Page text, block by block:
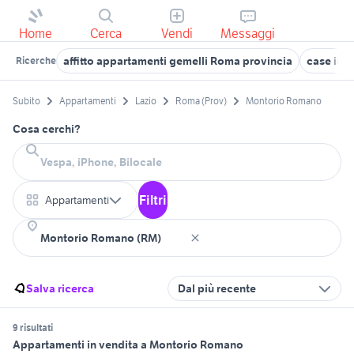
Home Cerca Vendi Messaggi
Ricerche affitto appartamenti gemelli Roma provincia case in
Subito Appartamenti Lazio Roma (Prov) Montorio Romano
Cosa cerchi?
Appartamenti Filtri
Salva ricerca Dal più recente
9 risultati
Appartamenti in vendita a Montorio Romano